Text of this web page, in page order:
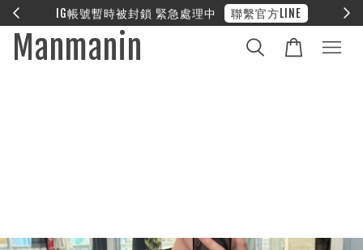
❤︎ 全館滿兩萬享免運
Manmanin